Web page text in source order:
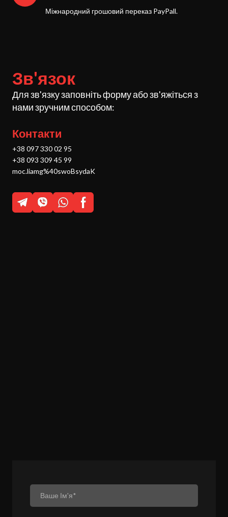
Міжнародний грошовий переказ PayPall.
Зв'язок
Для зв'язку заповніть форму або зв'яжіться з
нами зручним способом:
Контакти
+38 097 330 02 95
+38 093 309 45 99
moc.liamg%40swoBsydaK